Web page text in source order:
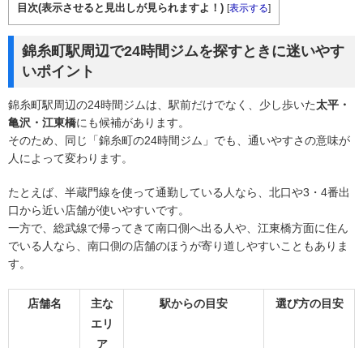
目次(表示させると見出しが見られますよ！) [表示する]
錦糸町駅周辺で24時間ジムを探すときに迷いやす
いポイント
錦糸町駅周辺の24時間ジムは、駅前だけでなく、少し歩いた太平・
亀沢・江東橋にも候補があります。
そのため、同じ「錦糸町の24時間ジム」でも、通いやすさの意味が
人によって変わります。
たとえば、半蔵門線を使って通勤している人なら、北口や3・4番出
口から近い店舗が使いやすいです。
一方で、総武線で帰ってきて南口側へ出る人や、江東橋方面に住ん
でいる人なら、南口側の店舗のほうが寄り道しやすいこともありま
す。
店舗名
主な
エリ
ア
駅からの目安 選び方の目安